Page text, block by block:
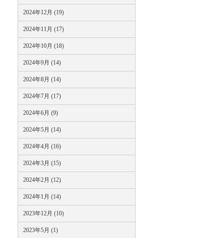
2024年12月 (19)
2024年11月 (17)
2024年10月 (18)
2024年9月 (14)
2024年8月 (14)
2024年7月 (17)
2024年6月 (9)
2024年5月 (14)
2024年4月 (16)
2024年3月 (15)
2024年2月 (12)
2024年1月 (14)
2023年12月 (10)
2023年5月 (1)